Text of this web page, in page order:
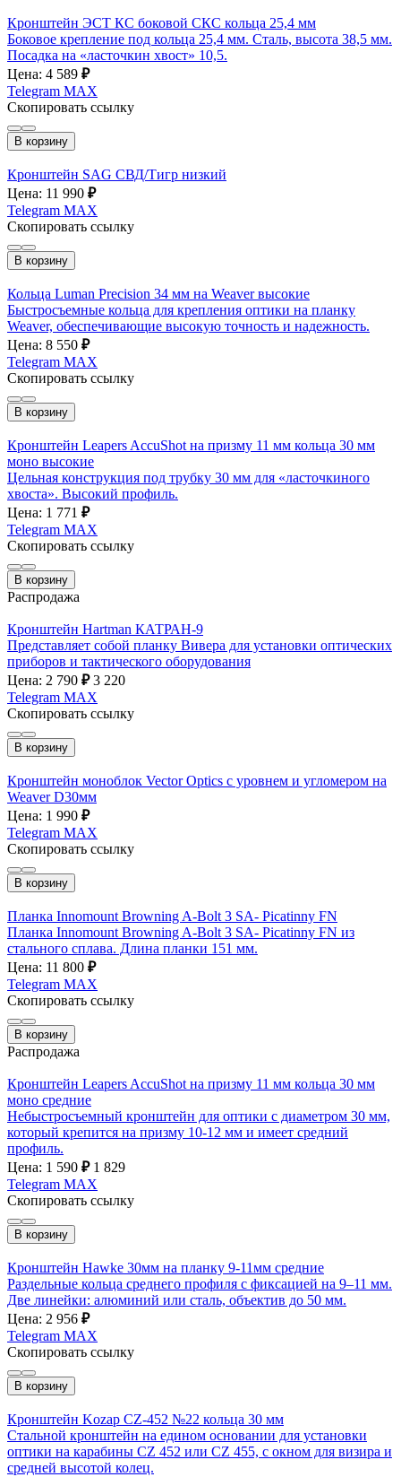
Кронштейн ЭСТ КС боковой СКС кольца 25,4 мм
Боковое крепление под кольца 25,4 мм. Сталь, высота 38,5 мм.
Посадка на «ласточкин хвост» 10,5.
Цена: 4 589 ₽
Telegram MAX
Скопировать ссылку
В корзину
Кронштейн SAG СВД/Тигр низкий
Цена: 11 990 ₽
Telegram MAX
Скопировать ссылку
В корзину
Кольца Luman Precision 34 мм на Weaver высокие
Быстросъемные кольца для крепления оптики на планку
Weaver, обеспечивающие высокую точность и надежность.
Цена: 8 550 ₽
Telegram MAX
Скопировать ссылку
В корзину
Кронштейн Leapers AccuShot на призму 11 мм кольца 30 мм
моно высокие
Цельная конструкция под трубку 30 мм для «ласточкиного
хвоста». Высокий профиль.
Цена: 1 771 ₽
Telegram MAX
Скопировать ссылку
В корзину
Распродажа
Кронштейн Hartman КАТРАН-9
Представляет собой планку Вивера для установки оптических
приборов и тактического оборудования
Цена: 2 790 ₽ 3 220
Telegram MAX
Скопировать ссылку
В корзину
Кронштейн моноблок Vector Optics с уровнем и угломером на
Weaver D30мм
Цена: 1 990 ₽
Telegram MAX
Скопировать ссылку
В корзину
Планка Innomount Browning A-Bolt 3 SA- Picatinny FN
Планка Innomount Browning A-Bolt 3 SA- Picatinny FN из
стального сплава. Длина планки 151 мм.
Цена: 11 800 ₽
Telegram MAX
Скопировать ссылку
В корзину
Распродажа
Кронштейн Leapers AccuShot на призму 11 мм кольца 30 мм
моно средние
Небыстросъемный кронштейн для оптики с диаметром 30 мм,
который крепится на призму 10-12 мм и имеет средний
профиль.
Цена: 1 590 ₽ 1 829
Telegram MAX
Скопировать ссылку
В корзину
Кронштейн Hawke 30мм на планку 9-11мм средние
Раздельные кольца среднего профиля с фиксацией на 9–11 мм.
Две линейки: алюминий или сталь, объектив до 50 мм.
Цена: 2 956 ₽
Telegram MAX
Скопировать ссылку
В корзину
Кронштейн Kozap CZ-452 №22 кольца 30 мм
Стальной кронштейн на едином основании для установки
оптики на карабины CZ 452 или CZ 455, с окном для визира и
средней высотой колец.